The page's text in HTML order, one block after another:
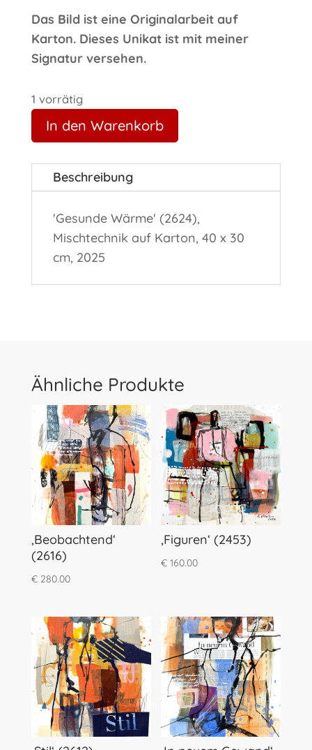
Das Bild ist eine Originalarbeit auf
Karton. Dieses Unikat ist mit meiner
Signatur versehen.
1 vorrätig
In den Warenkorb
Beschreibung
'Gesunde Wärme' (2624),
Mischtechnik auf Karton, 40 x 30
cm, 2025
Ähnliche Produkte
‚Beobachtend‘
(2616)
€280.00
‚Figuren‘ (2453)
€ 160.00